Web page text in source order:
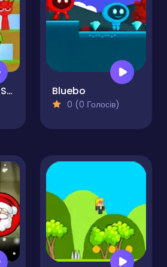
Run Away from Sprunki Eater Bluebo
0 (0 Голосів)